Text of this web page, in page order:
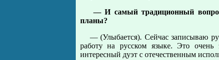
— И самый традиционный
планы?
— (Улыбается). Сейчас записываю
работу на русском языке. Это
интересный дуэт с отечественным